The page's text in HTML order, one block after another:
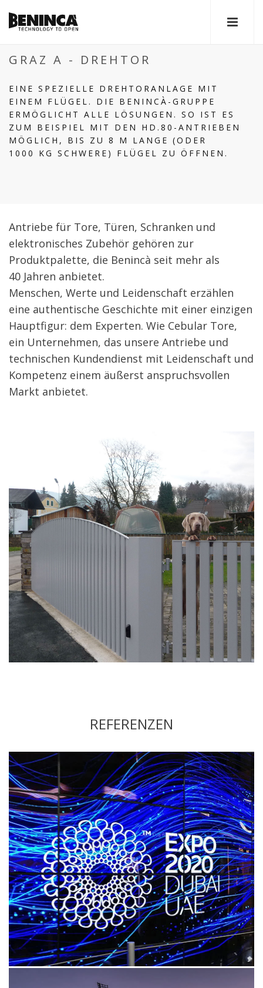
GRAZ A - DREHTOR
EINE SPEZIELLE DREHTORANLAGE MIT
EINEM FLÜGEL. DIE BENINCÀ-GRUPPE
ERMÖGLICHT ALLE LÖSUNGEN. SO IST ES
ZUM BEISPIEL MIT DEN HD.80-ANTRIEBEN
MÖGLICH, BIS ZU 8 M LANGE (ODER
1000 KG SCHWERE) FLÜGEL ZU ÖFFNEN.
Antriebe für Tore, Türen, Schranken und
elektronisches Zubehör gehören zur
Produktpalette, die Benincà seit mehr als
40 Jahren anbietet.
Menschen, Werte und Leidenschaft erzählen
eine authentische Geschichte mit einer einzigen
Hauptfigur: dem Experten. Wie Cebular Tore,
ein Unternehmen, das unsere Antriebe und
technischen Kundendienst mit Leidenschaft und
Kompetenz einem äußerst anspruchsvollen
Markt anbietet.
REFERENZEN